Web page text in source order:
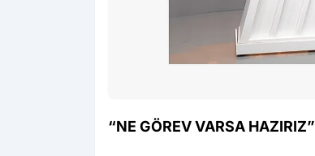
“NE GÖREV VARSA HAZIRIZ”